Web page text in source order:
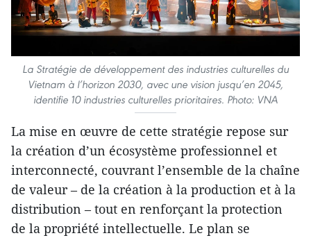
La Stratégie de développement des industries culturelles du
Vietnam à l’horizon 2030, avec une vision jusqu’en 2045,
identifie 10 industries culturelles prioritaires. Photo: VNA
La mise en œuvre de cette stratégie repose sur
la création d’un écosystème professionnel et
interconnecté, couvrant l’ensemble de la chaîne
de valeur – de la création à la production et à la
distribution – tout en renforçant la protection
de la propriété intellectuelle. Le plan se